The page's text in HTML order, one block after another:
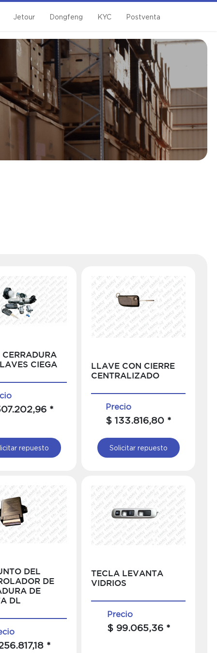
Jetour Dongfeng KYC Postventa
CERRADURA
CIEGA
*
repuesto
LLAVE CON CIERRE
CENTRALIZADO
Precio
$ 133.816,80 *
Solicitar repuesto
DEL
DE
DE
DL
*
TECLA LEVANTA
VIDRIOS
Precio
$ 99.065,36 *